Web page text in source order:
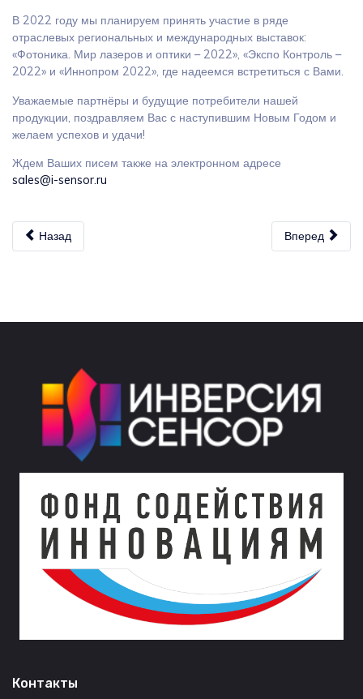
В 2022 году мы планируем принять участие в ряде
отраслевых региональных и международных выставок:
«Фотоника. Мир лазеров и оптики – 2022», «Экспо Контроль –
2022» и «Иннопром 2022», где надеемся встретиться с Вами.
Уважаемые партнёры и будущие потребители нашей
продукции, поздравляем Вас с наступившим Новым Годом и
желаем успехов и удачи!
Ждем Ваших писем также на электронном адресе
sales@i-sensor.ru
Назад Вперед
Контакты